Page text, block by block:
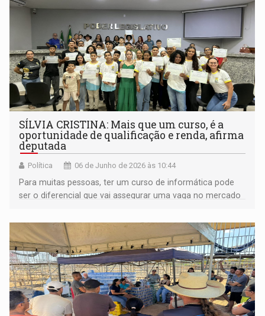
SÍLVIA CRISTINA: Mais que um curso, é a
oportunidade de qualificação e renda, afirma
deputada
Política 06 de Junho de 2026 às 10:44
Para muitas pessoas, ter um curso de informática pode
ser o diferencial que vai assegurar uma vaga no mercado